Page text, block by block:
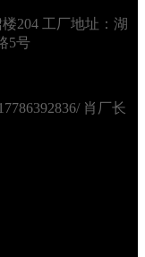
204 工厂地址：湖
5号
肖厂长